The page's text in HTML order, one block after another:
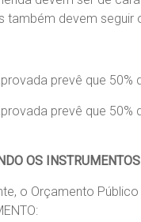
também devem seguir
prevê que 50%
prevê que
OS
o Orçamento